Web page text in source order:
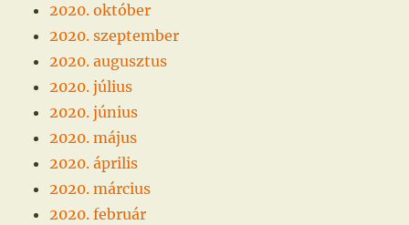
2020. október
2020. szeptember
2020. augusztus
2020. július
2020. június
2020. május
2020. április
2020. március
2020. február